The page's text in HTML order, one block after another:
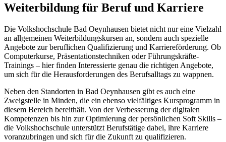
Weiterbildung für Beruf und Karriere
Die Volkshochschule Bad Oeynhausen bietet nicht nur eine Vielzahl
an allgemeinen Weiterbildungskursen an, sondern auch spezielle
Angebote zur beruflichen Qualifizierung und Karriereförderung. Ob
Computerkurse, Präsentationstechniken oder Führungskräfte-
Trainings – hier finden Interessierte genau die richtigen Angebote,
um sich für die Herausforderungen des Berufsalltags zu wappnen.
Neben den Standorten in Bad Oeynhausen gibt es auch eine
Zweigstelle in Minden, die ein ebenso vielfältiges Kursprogramm in
diesem Bereich bereithält. Von der Verbesserung der digitalen
Kompetenzen bis hin zur Optimierung der persönlichen Soft Skills –
die Volkshochschule unterstützt Berufstätige dabei, ihre Karriere
voranzubringen und sich für die Zukunft zu qualifizieren.